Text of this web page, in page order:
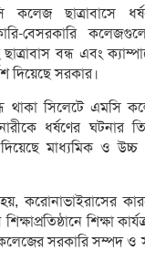
ছাত্রাবাসে
বেসরকারি
বন্ধ এবং
দিয়েছে সরকার।
থাকা সিলেটে এমসি
ধর্ষণের ঘটনার
মাধ্যমিক ও উচ্চ
হয়, করোনাভাইরাসের
শিক্ষা
সরকারি সম্পদ ও